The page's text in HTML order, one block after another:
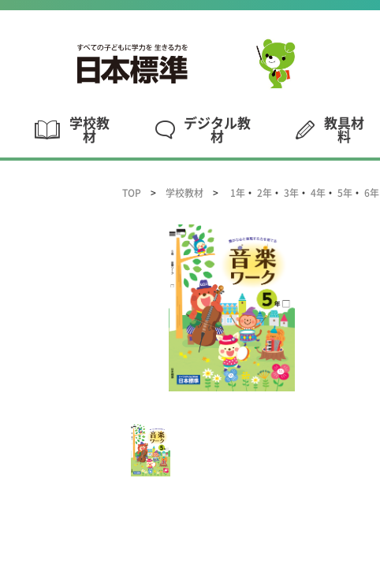
学校教
材
デジタル教
材
教具材
料
TOP 学校教材 1年 ・ 2年 ・ 3年 ・ 4年 ・ 5年 ・ 6年